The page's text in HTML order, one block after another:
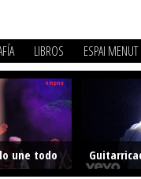
LIBROS ESPAI MENUT
une todo